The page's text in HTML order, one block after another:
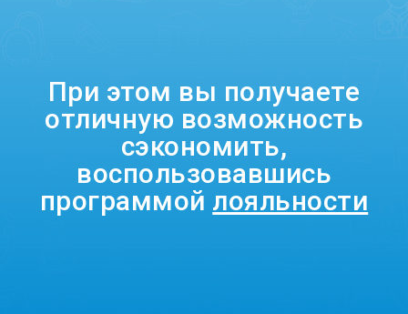
При этом вы получаете
отличную возможность
сэкономить,
воспользовавшись
программой лояльности